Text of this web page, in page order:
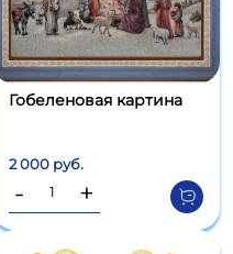
Гобеленовая картина
2 000 руб.
- +